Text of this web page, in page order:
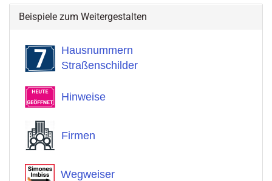
Beispiele zum Weitergestalten
Hausnummern
Straßenschilder
Hinweise
Firmen
Wegweiser